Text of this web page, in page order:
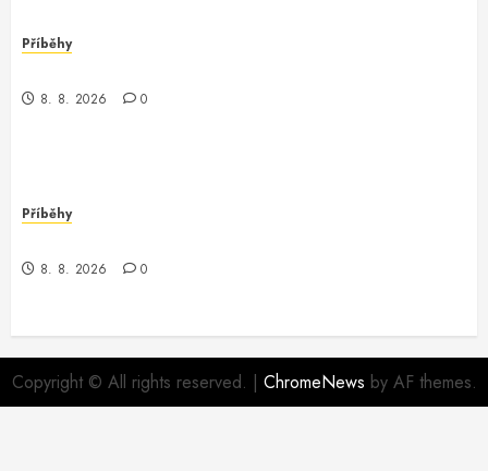
Příběhy
8. 8. 2026 0
Příběhy
8. 8. 2026 0
Copyright © All rights reserved. | ChromeNews by AF themes.